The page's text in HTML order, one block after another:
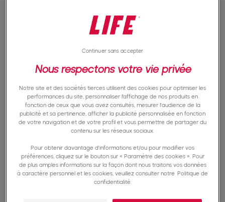
biodiversité ?
La biodiversité est au cœur de nos vies. Elle est
indispensable au bon fonctionnement de la
planète. Mais cela va au-delà ! Tout ce que vous
faites au quotidien en dépend. Son déclin a
d’entre nous.
Nous respectons votre vie privée
Notre site et des sociétés tierces utilisent des cookies pour optimiser les
performances du site, personnaliser l’affichage de nos produits en
fonction de ceux que vous avez consultés, mesurer l'audience de la
publicité et sa pertinence, afficher la publicité personnalisée en fonction
de votre navigation et de votre profil et vous permettre de partager du
contenu sur les réseaux sociaux.
Pour obtenir davantage d'informations et/ou pour modifier vos
préférences, cliquez sur le bouton sur « Paramètre des cookies ». Pour
de plus amples informations sur la façon dont nous traitons vos données
à caractère personnel et les cookies, veuillez consulter notre Politique de
confidentialité.
Continuer sans accepter